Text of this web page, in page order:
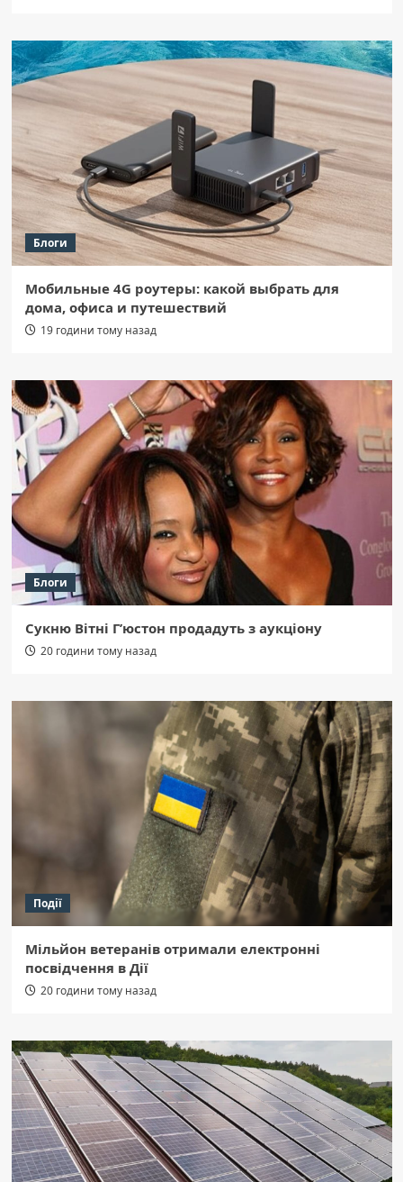
Блоги
Мобильные 4G роутеры: какой выбрать для
дома, офиса и путешествий
19 години тому назад
Блоги
Сукню Вітні Г’юстон продадуть з аукціону
20 години тому назад
Події
Мільйон ветеранів отримали електронні
посвідчення в Дії
20 години тому назад